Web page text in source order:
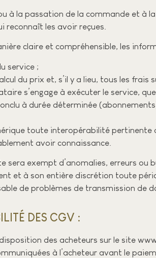
à la passation de la commande et à
reconnaît les avoir reçues.
claire et compréhensible, les
service ;
du prix et, s’il y a lieu, tous les frais
s’engage à exécuter le service,
à durée déterminée
toute interopérabilité
avoir connaissance.
sera exempt d’anomalies, erreurs ou
et à son entière discrétion toute
de problèmes de transmission de
DES CGV :​
des acheteurs sur le site
à l’acheteur avant le